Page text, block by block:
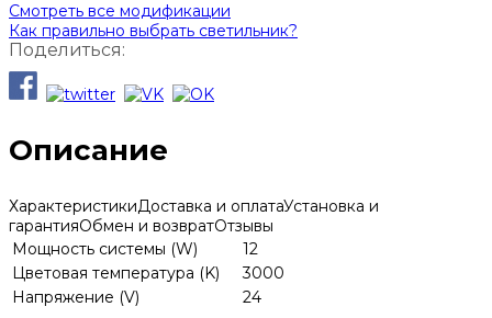
Смотреть все модификации
Как правильно выбрать светильник?
Поделиться:
Описание
ХарактеристикиДоставка и оплатаУстановка и
гарантияОбмен и возвратОтзывы
Мощность системы (W)
12
Цветовая температура (K)
3000
Напряжение (V)
24